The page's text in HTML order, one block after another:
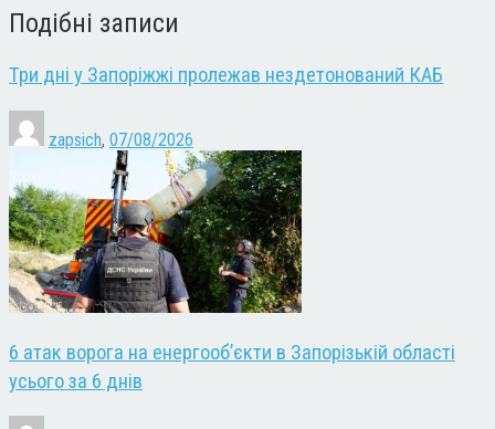
Подібні записи
Три дні у Запоріжжі пролежав нездетонований КАБ
zapsich, 07/08/2026
6 атак ворога на енергооб’єкти в Запорізькій області
усього за 6 днів